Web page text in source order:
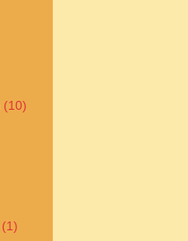
(10)
(1)